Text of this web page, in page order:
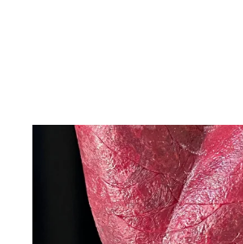
BLÄDDRA I GALLERI